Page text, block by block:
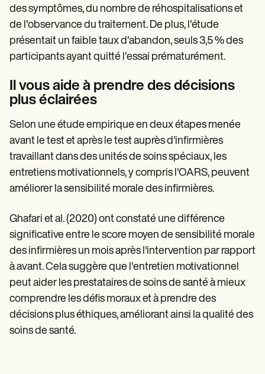
des symptômes, du nombre de réhospitalisations et
de l'observance du traitement. De plus, l'étude
présentait un faible taux d'abandon, seuls 3,5 % des
participants ayant quitté l'essai prématurément.
Il vous aide à prendre des décisions
plus éclairées
Selon une étude empirique en deux étapes menée
avant le test et après le test auprès d'infirmières
travaillant dans des unités de soins spéciaux, les
entretiens motivationnels, y compris l'OARS, peuvent
améliorer la sensibilité morale des infirmières.
Ghafari et al. (2020) ont constaté une différence
significative entre le score moyen de sensibilité morale
des infirmières un mois après l'intervention par rapport
à avant. Cela suggère que l'entretien motivationnel
peut aider les prestataires de soins de santé à mieux
comprendre les défis moraux et à prendre des
décisions plus éthiques, améliorant ainsi la qualité des
soins de santé.